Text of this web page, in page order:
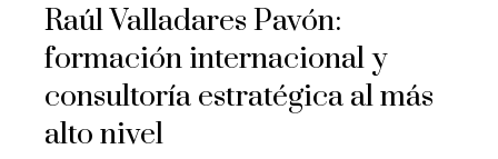
Raúl Valladares Pavón:
formación internacional y
consultoría estratégica al más
alto nivel